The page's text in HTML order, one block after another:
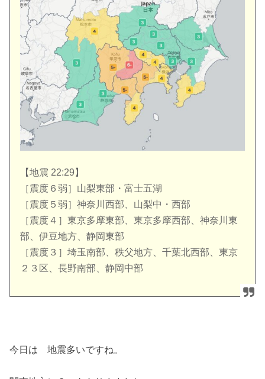
【地震 22:29】
［震度６弱］山梨東部・富士五湖
［震度５弱］神奈川西部、山梨中・西部
［震度４］東京多摩東部、東京多摩西部、神奈川東
部、伊豆地方、静岡東部
［震度３］埼玉南部、秩父地方、千葉北西部、東京
２３区、長野南部、静岡中部
今日は 地震多いですね。